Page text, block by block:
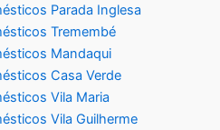
Parada Inglesa
Tremembé
Mandaqui
Casa Verde
Vila Maria
Vila Guilherme